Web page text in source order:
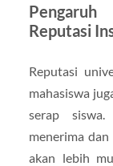
Reputasi
Reputasi
mahasiswa
serap
menerima
akan lebih